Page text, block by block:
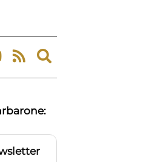
Expand
search